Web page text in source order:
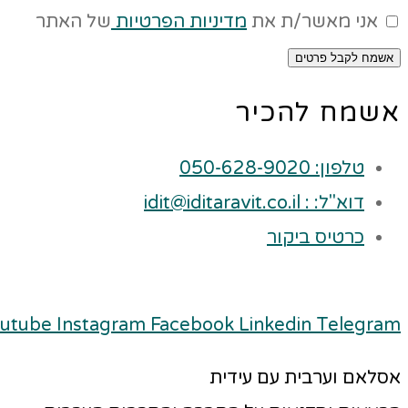
אני מאשר/ת את מדיניות הפרטיות של האתר
אשמח לקבל פרטים
אשמח להכיר
טלפון: 050-628-9020
דוא"ל: : idit@iditaravit.co.il
כרטיס ביקור
Instagram Facebook Linkedin Telegram
אסלאם וערבית עם עידית